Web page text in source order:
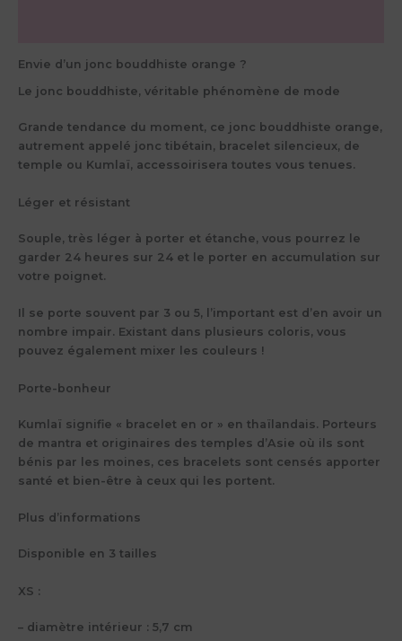
Envie d’un jonc bouddhiste orange ?
Le jonc bouddhiste, véritable phénomène de mode
Grande tendance du moment, ce jonc bouddhiste orange,
autrement appelé jonc tibétain, bracelet silencieux, de
temple ou Kumlaï, accessoirisera toutes vous tenues.
Léger et résistant
Souple, très léger à porter et étanche, vous pourrez le
garder 24 heures sur 24 et le porter en accumulation sur
votre poignet.
Il se porte souvent par 3 ou 5, l’important est d’en avoir un
nombre impair. Existant dans plusieurs coloris, vous
pouvez également mixer les couleurs !
Porte-bonheur
Kumlaï signifie « bracelet en or » en thaïlandais. Porteurs
de mantra et originaires des temples d’Asie où ils sont
bénis par les moines, ces bracelets sont censés apporter
santé et bien-être à ceux qui les portent.
Plus d’informations
Disponible en 3 tailles
XS :
– diamètre intérieur : 5,7 cm